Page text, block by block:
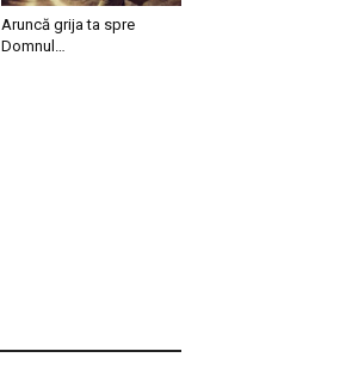
Aruncă grija ta spre
Domnul…